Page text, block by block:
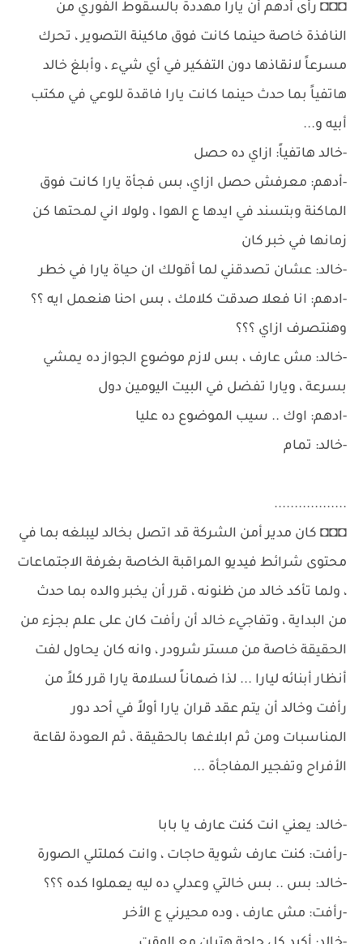
◘◘◘ رأى أدهم أن يارا مهددة بالسقوط الفوري من
النافذة خاصة حينما كانت فوق ماكينة التصوير ، تحرك
مسرعاً لانقاذها دون التفكير في أي شيء ، وأبلغ خالد
هاتفياً بما حدث حينما كانت يارا فاقدة للوعي في مكتب
أبيه و...
-خالد هاتفياً: ازاي ده حصل
-أدهم: معرفش حصل ازاي، بس فجأة يارا كانت فوق
الماكنة وبتسند في ايدها ع الهوا ، ولولا اني لمحتها كن
زمانها في خبر كان
-خالد: عشان تصدقني لما أقولك ان حياة يارا في خطر
-ادهم: انا فعلا صدقت كلامك ، بس احنا هنعمل ايه ؟؟
وهنتصرف ازاي ؟؟؟
-خالد: مش عارف ، بس لازم موضوع الجواز ده يمشي
بسرعة ، ويارا تفضل في البيت اليومين دول
-ادهم: اوك .. سيب الموضوع ده عليا
-خالد: تمام
..................
◘◘◘ كان مدير أمن الشركة قد اتصل بخالد ليبلغه بما في
محتوى شرائط فيديو المراقبة الخاصة بغرفة الاجتماعات
، ولما تأكد خالد من ظنونه ، قرر أن يخبر والده بما حدث
من البداية ، وتفاجيء خالد أن رأفت كان على علم بجزء من
الحقيقة خاصة من مستر شرودر ، وانه كان يحاول لفت
أنظار أبنائه ليارا ... لذا ضماناً لسلامة يارا قرر كلاً من
رأفت وخالد أن يتم عقد قران يارا أولاً في أحد دور
المناسبات ومن ثم ابلاغها بالحقيقة ، ثم العودة لقاعة
الأفراح وتفجير المفاجأة ...
-خالد: يعني انت كنت عارف يا بابا
-رأفت: كنت عارف شوية حاجات ، وانت كملتلي الصورة
-خالد: بس .. بس خالتي وعدلي ده ليه يعملوا كده ؟؟؟
-رأفت: مش عارف ، وده محيرني ع الأخر